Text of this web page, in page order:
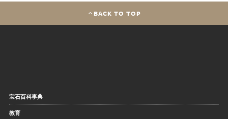
BACK TO TOP
宝石百科事典
教育